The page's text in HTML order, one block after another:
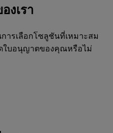
งเรา
ารเลือกโซลูชันที่เหมาะสม
ใบอนุญาตของคุณหรือไม่